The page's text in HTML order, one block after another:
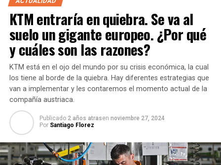
KTM entraría en quiebra. Se va al
suelo un gigante europeo. ¿Por qué
y cuáles son las razones?
KTM está en el ojo del mundo por su crisis económica, la cual
los tiene al borde de la quiebra. Hay diferentes estrategias que
van a implementar y les contaremos el momento actual de la
compañía austriaca.
Publicado 2 años atrasen noviembre 27, 2024
Por Santiago Florez